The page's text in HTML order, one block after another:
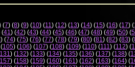
(7) (8) (9) (10) (11) (12) (13) (14) (15) (16) (17) (
(41) (42) (43) (44) (45) (46) (47) (48) (49) (50) (
) (74) (75) (76) (77) (78) (79) (80) (81) (82) (83) (
105) (106) (107) (108) (109) (110) (111) (112) (
131) (132) (133) (134) (135) (136) (137) (138) (
157) (158) (159) (160) (161) (162) (163) (164) (